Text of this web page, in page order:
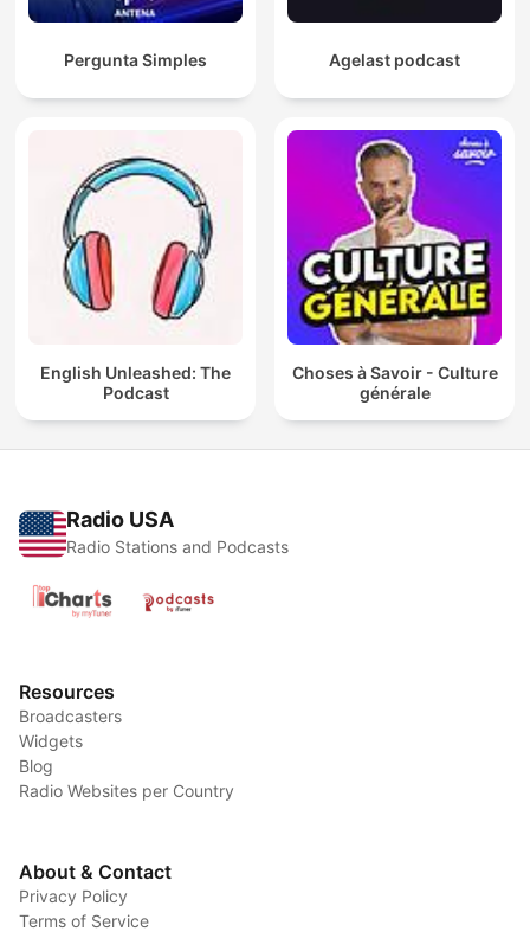
Pergunta Simples Agelast podcast
English Unleashed: The
Podcast
Choses à Savoir - Culture
générale
Radio USA
Radio Stations and Podcasts
Resources
Broadcasters
Widgets
Blog
Radio Websites per Country
About & Contact
Privacy Policy
Terms of Service